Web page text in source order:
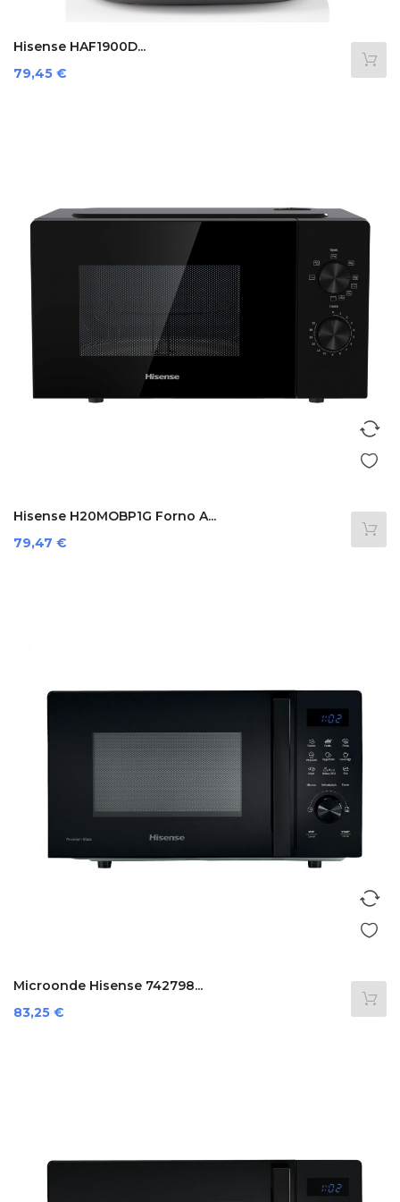
Hisense HAF1900D...
Prezzo
79,45 €
Hisense H20MOBP1G Forno A...
Prezzo
79,47 €
Microonde Hisense 742798...
Prezzo
83,25 €